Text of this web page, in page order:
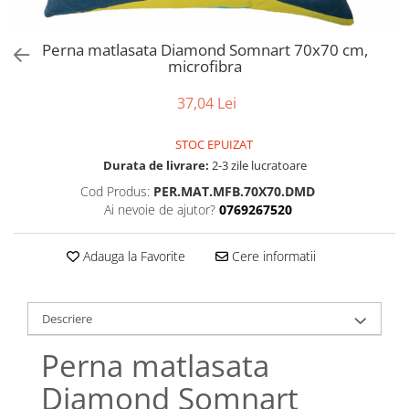
Bumbac satinat
Compatibile cu saltea
180x200cm
200x220cm
Cu elastic
Normal - fara elastic
Neagra
Perna matlasata Diamond Somnart 70x70 cm,
microfibra
37,04 Lei
STOC EPUIZAT
Durata de livrare: 2-3 zile lucratoare
Cod Produs: PER.MAT.MFB.70X70.DMD
Ai nevoie de ajutor? 0769267520
Adauga la Favorite Cere informatii
Descriere
Perna matlasata
Diamond Somnart